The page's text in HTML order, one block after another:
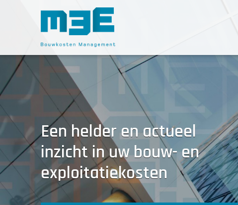
Spring
naar
de
inhoud
naar
Een helder en actueel
inzicht in uw bouw- en
exploitatiekosten